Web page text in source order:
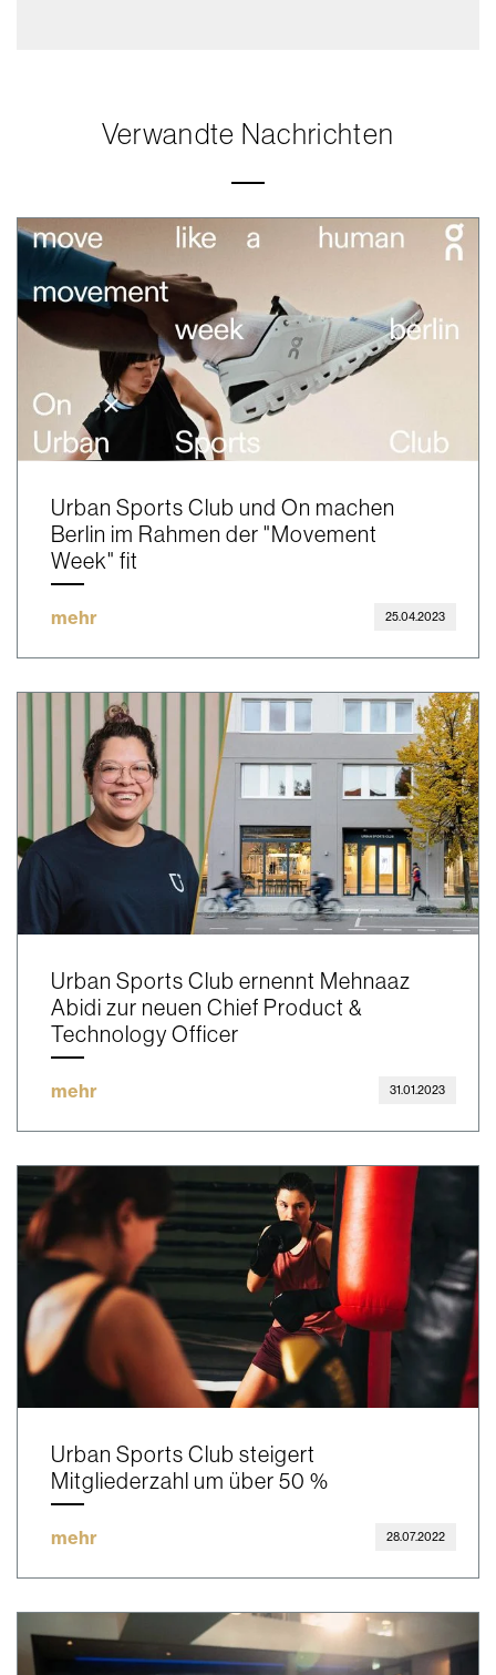
Verwandte Nachrichten
Urban Sports Club und On machen
Berlin im Rahmen der "Movement
Week" fit
mehr 25.04.2023
Urban Sports Club ernennt Mehnaaz
Abidi zur neuen Chief Product &
Technology Officer
mehr 31.01.2023
Urban Sports Club steigert
Mitgliederzahl um über 50 %
mehr 28.07.2022